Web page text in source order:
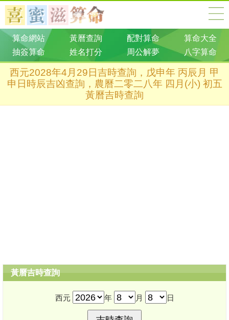
算命網站 黃曆查詢 配對算命
算命大全
抽簽算命
姓名打分 周公解夢 八字算命
西元2028年4月29日吉時查詢，戊申年 丙辰月 甲
申日時辰吉凶查詢，農曆二零二八年 四月(小) 初五
黃曆吉時查詢
黃曆吉時查詢
西元 年 月 日